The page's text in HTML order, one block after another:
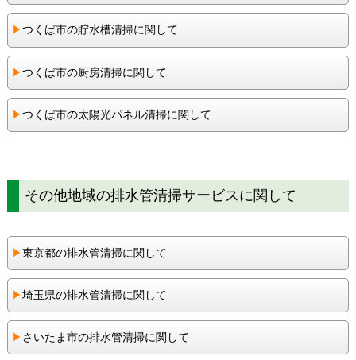
▶︎つくば市の貯水槽清掃に関して
▶︎つくば市の厨房清掃に関して
▶︎つくば市の太陽光パネル清掃に関して
その他地域の排水管清掃サービスに関して
▶︎東京都の排水管清掃に関して
▶︎埼玉県の排水管清掃に関して
▶︎ さいたま市の排水管清掃に関して